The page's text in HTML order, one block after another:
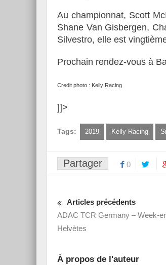
Au championnat, Scott
Shane Van Gisbergen,
Silvestro, elle est
Prochain rendez-vous à
Credit photo : Kelly Racing
]]>
Tags: 2019 Kelly Racing
Partager 0
Articles précédents
ADAC TCR Germany – Week-
Helvètes
À propos de l'auteur